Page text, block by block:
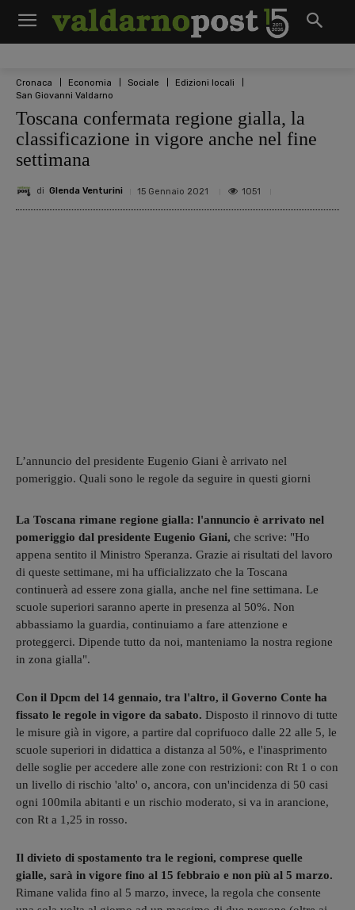
Cronaca Economia Sociale
Edizioni locali
San Giovanni Valdarno
Toscana confermata regione gialla, la
classificazione in vigore anche nel fine
settimana
di Glenda Venturini 15 Gennaio 2021 1051
L’annuncio del presidente Eugenio Giani è arrivato nel
pomeriggio. Quali sono le regole da seguire in questi giorni
La Toscana rimane regione gialla: l'annuncio è arrivato nel
pomeriggio dal presidente Eugenio Giani, che scrive: "Ho
appena sentito il Ministro Speranza. Grazie ai risultati del lavoro
di queste settimane, mi ha ufficializzato che la Toscana
continuerà ad essere zona gialla, anche nel fine settimana. Le
scuole superiori saranno aperte in presenza al 50%. Non
abbassiamo la guardia, continuiamo a fare attenzione e
proteggerci. Dipende tutto da noi, manteniamo la nostra regione
in zona gialla".
Con il Dpcm del 14 gennaio, tra l'altro, il Governo Conte ha
fissato le regole in vigore da sabato. Disposto il rinnovo di tutte
le misure già in vigore, a partire dal coprifuoco dalle 22 alle 5, le
scuole superiori in didattica a distanza al 50%, e l'inasprimento
delle soglie per accedere alle zone con restrizioni: con Rt 1 o con
un livello di rischio 'alto' o, ancora, con un'incidenza di 50 casi
ogni 100mila abitanti e un rischio moderato, si va in arancione,
con Rt a 1,25 in rosso.
Il divieto di spostamento tra le regioni, comprese quelle
gialle, sarà in vigore fino al 15 febbraio e non più al 5 marzo.
Rimane valida fino al 5 marzo, invece, la regola che consente